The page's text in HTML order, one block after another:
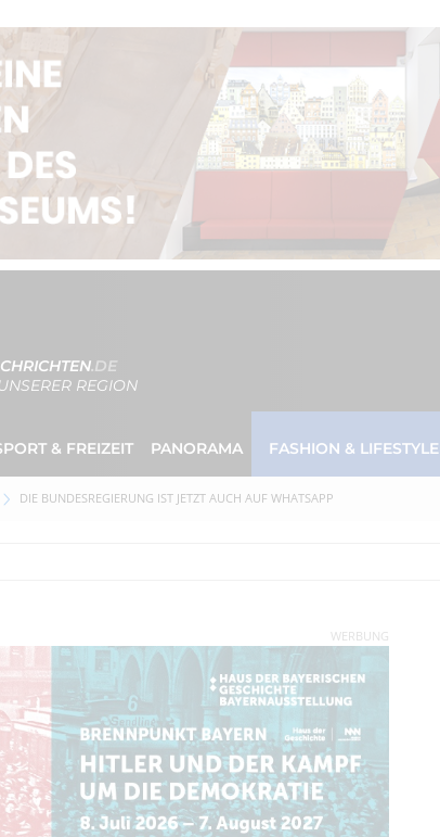
.DE
REGION
& FREIZEIT PANORAMA FASHION & LIFESTYLE
DIE BUNDESREGIERUNG IST JETZT AUCH AUF WHATSAPP
WERBUNG